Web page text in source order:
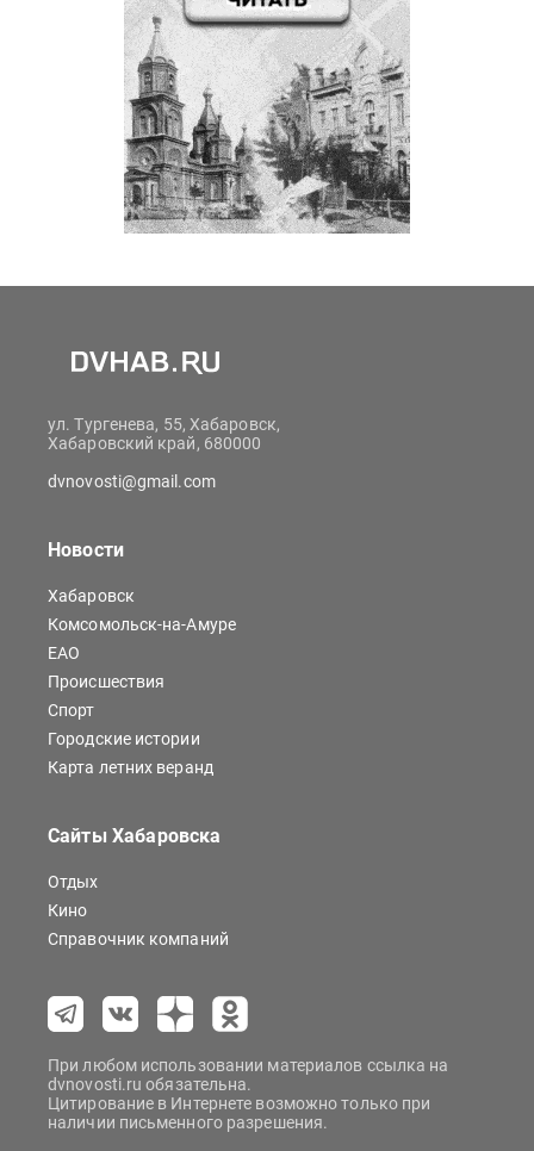
ул. Тургенева, 55, Хабаровск,
Хабаровский край, 680000
dvnovosti@gmail.com
Новости
Хабаровск
Комсомольск-на-Амуре
ЕАО
Происшествия
Спорт
Городские истории
Карта летних веранд
Сайты Хабаровска
Отдых
Кино
Справочник компаний
При любом использовании материалов ссылка на
dvnovosti.ru обязательна.
Цитирование в Интернете возможно только при
наличии письменного разрешения.